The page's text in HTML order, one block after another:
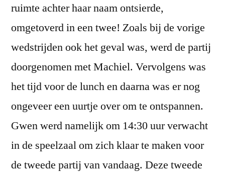
ruimte achter haar naam ontsierde,
omgetoverd in een twee! Zoals bij de vorige
wedstrijden ook het geval was, werd de partij
doorgenomen met Machiel. Vervolgens was
het tijd voor de lunch en daarna was er nog
ongeveer een uurtje over om te ontspannen.
Gwen werd namelijk om 14:30 uur verwacht
in de speelzaal om zich klaar te maken voor
de tweede partij van vandaag. Deze tweede